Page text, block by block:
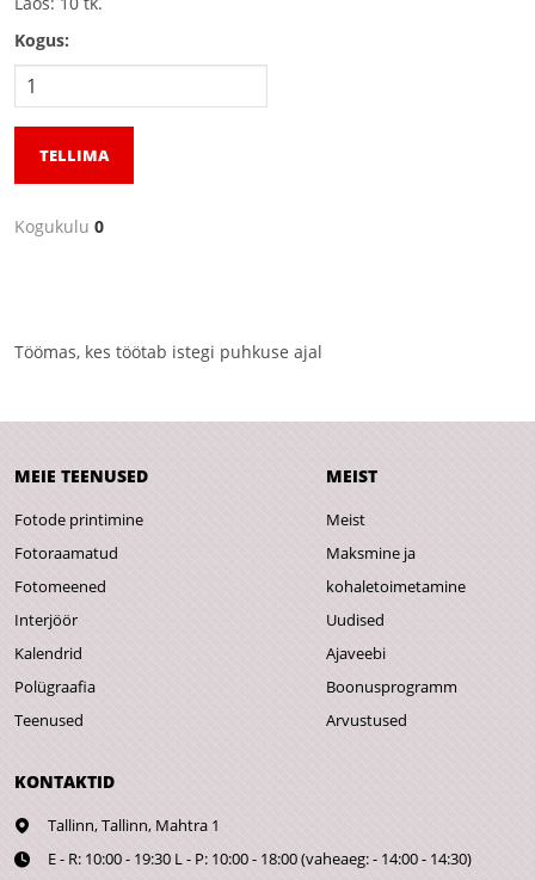
Kogus:
TELLIMA
Kogukulu 0
Töömas, kes töötab istegi puhkuse ajal
MEIE TEENUSED
Fotode printimine
Fotoraamatud
Fotomeened
Interjöör
Kalendrid
Polügraafia
Teenused
MEIST
Meist
Maksmine ja
kohaletoimetamine
Uudised
Ajaveebi
Boonusprogramm
Arvustused
KONTAKTID
Tallinn,Tallinn, Mahtra 1
E - R: 10:00 - 19:30 L - P: 10:00 - 18:00 (vaheaeg: - 14:00 - 14:30)